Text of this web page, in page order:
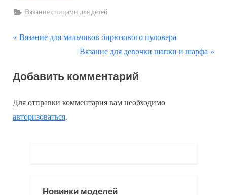
Вязание спицами для детей
Навигация
записям
П
д
д
у
Вязание для мальчиков бирюзового пуловера
С
е
у
а
Вязание для девочки шапки и шарфа
Добавить комментарий
Для отправки комментария вам необходимо
авторизоваться.
Новинки моделей